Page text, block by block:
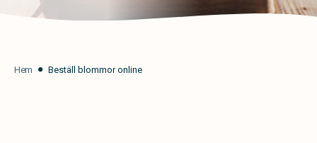
Hem Beställ blommor online